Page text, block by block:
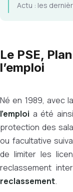
Actu : les
Le PSE,
l’emploi
Né en 1989, avec
l’emploi a été
protection des
ou facultative
de limiter les
reclassement
reclassement.